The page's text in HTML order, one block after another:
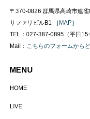
〒370-0826 群馬県高崎市連
サファリビルB1
［MAP］
TEL：027-387-0895（平日
Mail： こちらのフォームから
MENU
HOME
LIVE